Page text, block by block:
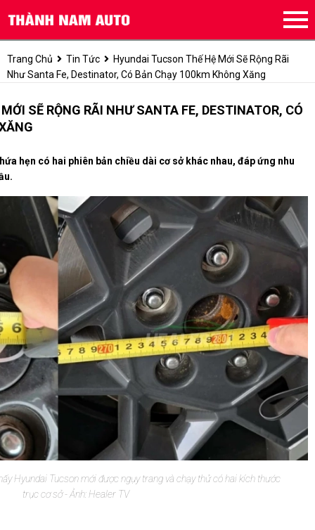
Trang Chủ Tin Tức
Hyundai Tucson Thế Hệ Mới Sẽ Rộng Rãi
Như Santa Fe, Destinator, Có Bản Chạy 100km Không Xăng
SẼ RỘNG RÃI NHƯ SANTA FE, DESTINATOR, CÓ
hẹn có hai phiên bản chiều dài cơ sở khác nhau, đáp ứng nhu
Hyundai Tucson mới được ngụy trang và chạy thử có hai kích thước
trục cơ sở - Ảnh: Healer TV